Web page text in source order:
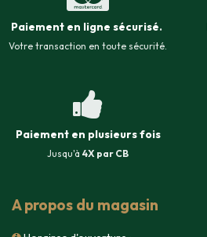
Paiement en ligne sécurisé.
Votre transaction en toute sécurité.
Paiement en plusieurs fois
Jusqu'à 4X par CB
A propos du magasin